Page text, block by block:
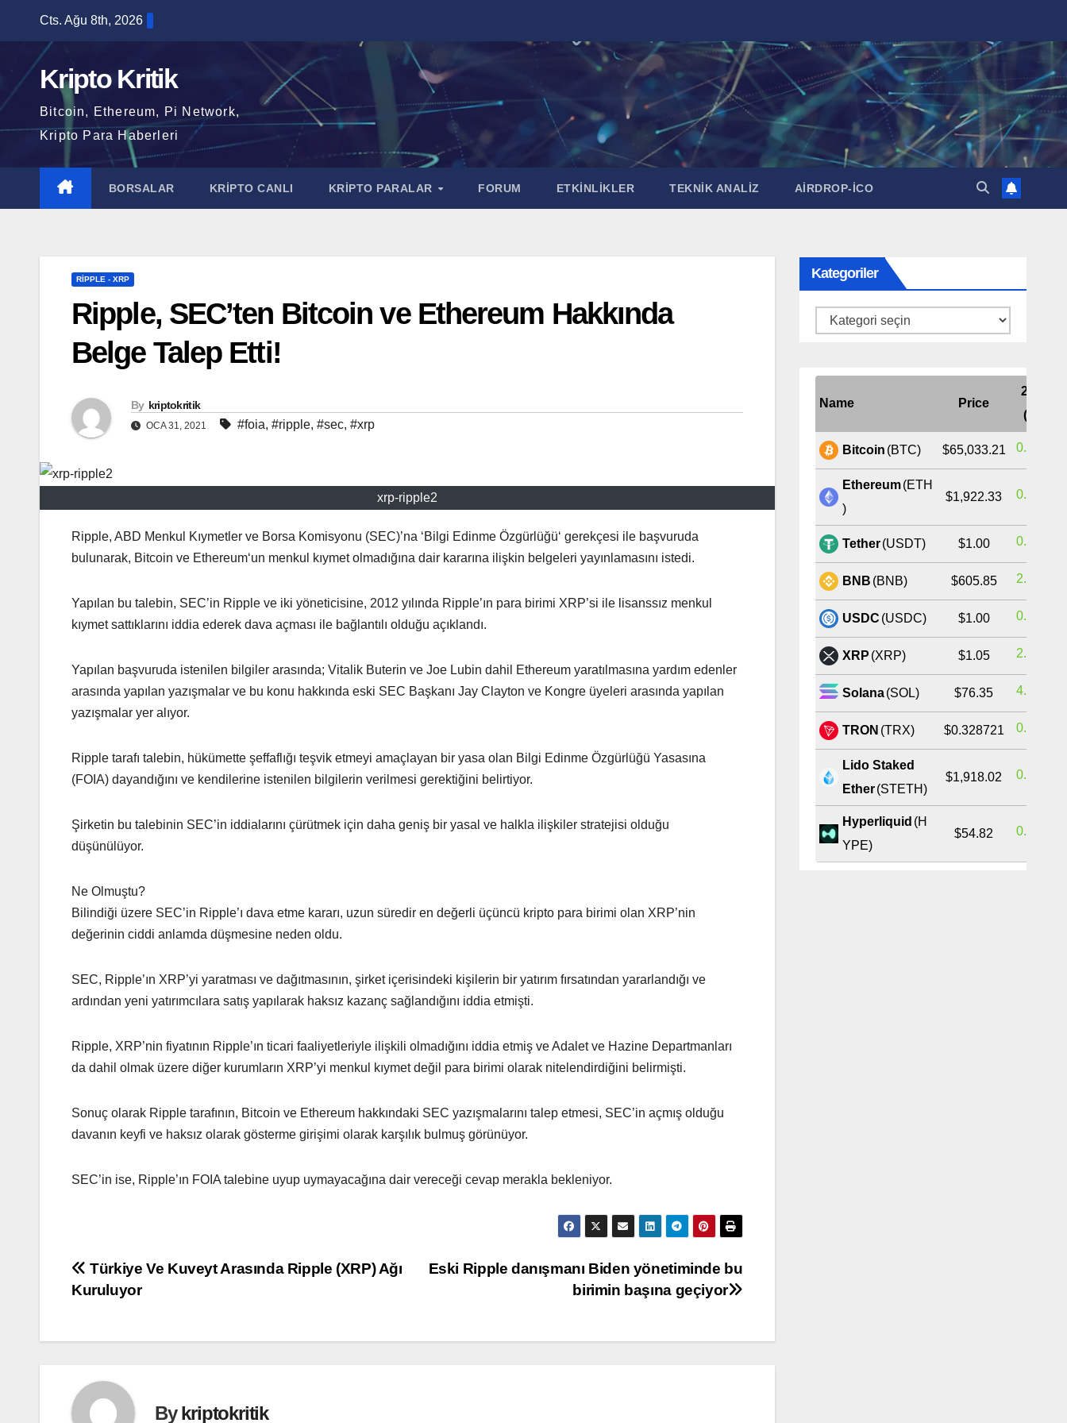
content
Cts. Ağu 8th, 2026
Kripto Kritik
Bitcoin, Ethereum, Pi Network,
Kripto Para Haberleri
BORSALAR KRİPTO CANLI KRİPTO PARALAR FORUM ETKİNLİKLER TEKNİK ANALİZ AİRDROP-İCO
RIPPLE - XRP
Ripple, SEC’ten Bitcoin ve Ethereum Hakkında
Belge Talep Etti!
By kriptokritik
OCA 31, 2021 #foia, #ripple, #sec, #xrp
xrp-ripple2
Ripple, ABD Menkul Kıymetler ve Borsa Komisyonu (SEC)’na ‘Bilgi Edinme Özgürlüğü‘ gerekçesi ile başvuruda
bulunarak, Bitcoin ve Ethereum‘un menkul kıymet olmadığına dair kararına ilişkin belgeleri yayınlamasını istedi.
Yapılan bu talebin, SEC’in Ripple ve iki yöneticisine, 2012 yılında Ripple’ın para birimi XRP’si ile lisanssız menkul
kıymet sattıklarını iddia ederek dava açması ile bağlantılı olduğu açıklandı.
Yapılan başvuruda istenilen bilgiler arasında; Vitalik Buterin ve Joe Lubin dahil Ethereum yaratılmasına yardım edenler
arasında yapılan yazışmalar ve bu konu hakkında eski SEC Başkanı Jay Clayton ve Kongre üyeleri arasında yapılan
yazışmalar yer alıyor.
Ripple tarafı talebin, hükümette şeffaflığı teşvik etmeyi amaçlayan bir yasa olan Bilgi Edinme Özgürlüğü Yasasına
(FOIA) dayandığını ve kendilerine istenilen bilgilerin verilmesi gerektiğini belirtiyor.
Şirketin bu talebinin SEC’in iddialarını çürütmek için daha geniş bir yasal ve halkla ilişkiler stratejisi olduğu
düşünülüyor.
Ne Olmuştu?
Bilindiği üzere SEC’in Ripple’ı dava etme kararı, uzun süredir en değerli üçüncü kripto para birimi olan XRP’nin
değerinin ciddi anlamda düşmesine neden oldu.
SEC, Ripple’ın XRP’yi yaratması ve dağıtmasının, şirket içerisindeki kişilerin bir yatırım fırsatından yararlandığı ve
ardından yeni yatırımcılara satış yapılarak haksız kazanç sağlandığını iddia etmişti.
Ripple, XRP’nin fiyatının Ripple’ın ticari faaliyetleriyle ilişkili olmadığını iddia etmiş ve Adalet ve Hazine Departmanları
da dahil olmak üzere diğer kurumların XRP’yi menkul kıymet değil para birimi olarak nitelendirdiğini belirmişti.
Sonuç olarak Ripple tarafının, Bitcoin ve Ethereum hakkındaki SEC yazışmalarını talep etmesi, SEC’in açmış olduğu
davanın keyfi ve haksız olarak gösterme girişimi olarak karşılık bulmuş görünüyor.
SEC’in ise, Ripple’ın FOIA talebine uyup uymayacağına dair vereceği cevap merakla bekleniyor.
Yazı
gezinmesi
Eski Ripple danışmanı Biden yönetiminde bu
birimin başına geçiyor
Türkiye Ve Kuveyt Arasında Ripple (XRP) Ağı
Kuruluyor
Bykriptokritik
Kategoriler
Kategoriler
Name Price
24H
(%)
Bitcoin (BTC) $65,033.21 0.51%
Ethereum (ETH
)
$1,922.33 0.76%
Tether (USDT) $1.00 0.00%
BNB (BNB) $605.85 2.37%
USDC (USDC) $1.00 0.00%
XRP (XRP) $1.05 2.96%
Solana (SOL) $76.35 4.04%
TRON (TRX) $0.328721 0.38%
Lido Staked
Ether (STETH)
$1,918.02 0.68%
Hyperliquid (H
YPE)
$54.82 0.39%